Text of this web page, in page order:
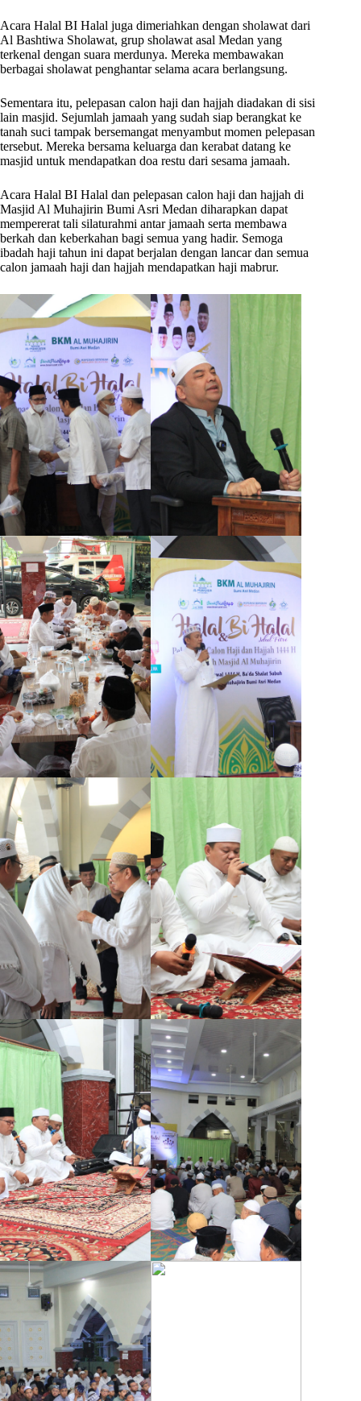
Acara Halal BI Halal juga dimeriahkan dengan sholawat dari
Al Bashtiwa Sholawat, grup sholawat asal Medan yang
terkenal dengan suara merdunya. Mereka membawakan
berbagai sholawat penghantar selama acara berlangsung.
Sementara itu, pelepasan calon haji dan hajjah diadakan di sisi
lain masjid. Sejumlah jamaah yang sudah siap berangkat ke
tanah suci tampak bersemangat menyambut momen pelepasan
tersebut. Mereka bersama keluarga dan kerabat datang ke
masjid untuk mendapatkan doa restu dari sesama jamaah.
Acara Halal BI Halal dan pelepasan calon haji dan hajjah di
Masjid Al Muhajirin Bumi Asri Medan diharapkan dapat
mempererat tali silaturahmi antar jamaah serta membawa
berkah dan keberkahan bagi semua yang hadir. Semoga
ibadah haji tahun ini dapat berjalan dengan lancar dan semua
calon jamaah haji dan hajjah mendapatkan haji mabrur.